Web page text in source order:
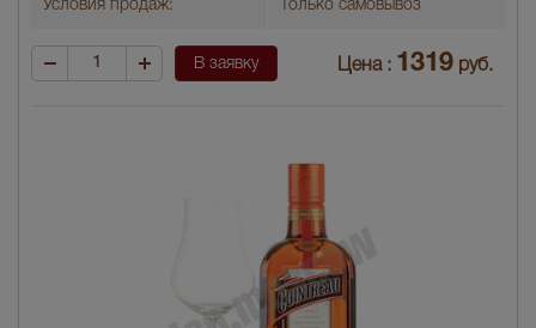
Условия продаж: Только самовывоз
В заявку Цена : 1319 руб.